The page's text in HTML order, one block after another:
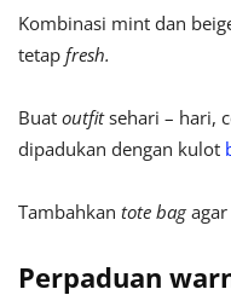
Kombinasi mint dan
tetap fresh.
Buat outfitsehari – hari,
dipadukan dengan kulot
Tambahkan tote bag
Perpaduan